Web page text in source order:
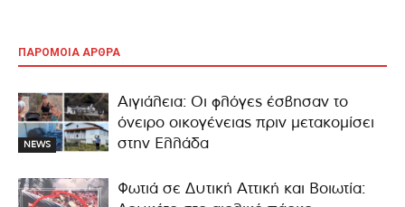
ΠΑΡΟΜΟΙΑ ΑΡΘΡΑ
NEWS
Αιγιάλεια: Οι φλόγες έσβησαν το
όνειρο οικογένειας πριν μετακομίσει
στην Ελλάδα
Φωτιά σε Δυτική Αττική και Βοιωτία: